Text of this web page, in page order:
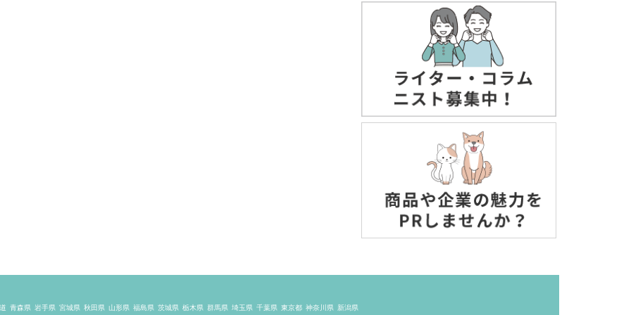
青森県 岩手県 宮城県 秋田県 山形県 福島県 茨城県 栃木県 群馬県 埼玉県 千葉県 東京都 神奈川県 新潟県